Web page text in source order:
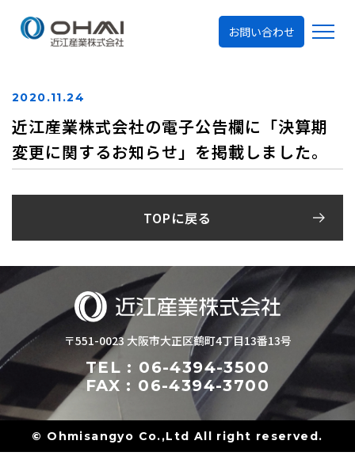
お問い合わせ
2020.11.24
近江産業株式会社の電子公告欄に「決算期
変更に関するお知らせ」を掲載しました。
TOPに戻る
〒551-0023 大阪市大正区鶴町4丁目13番13号
TEL : 06-4394-3500
FAX : 06-4394-3700
© Ohmisangyo Co.,Ltd All right reserved.